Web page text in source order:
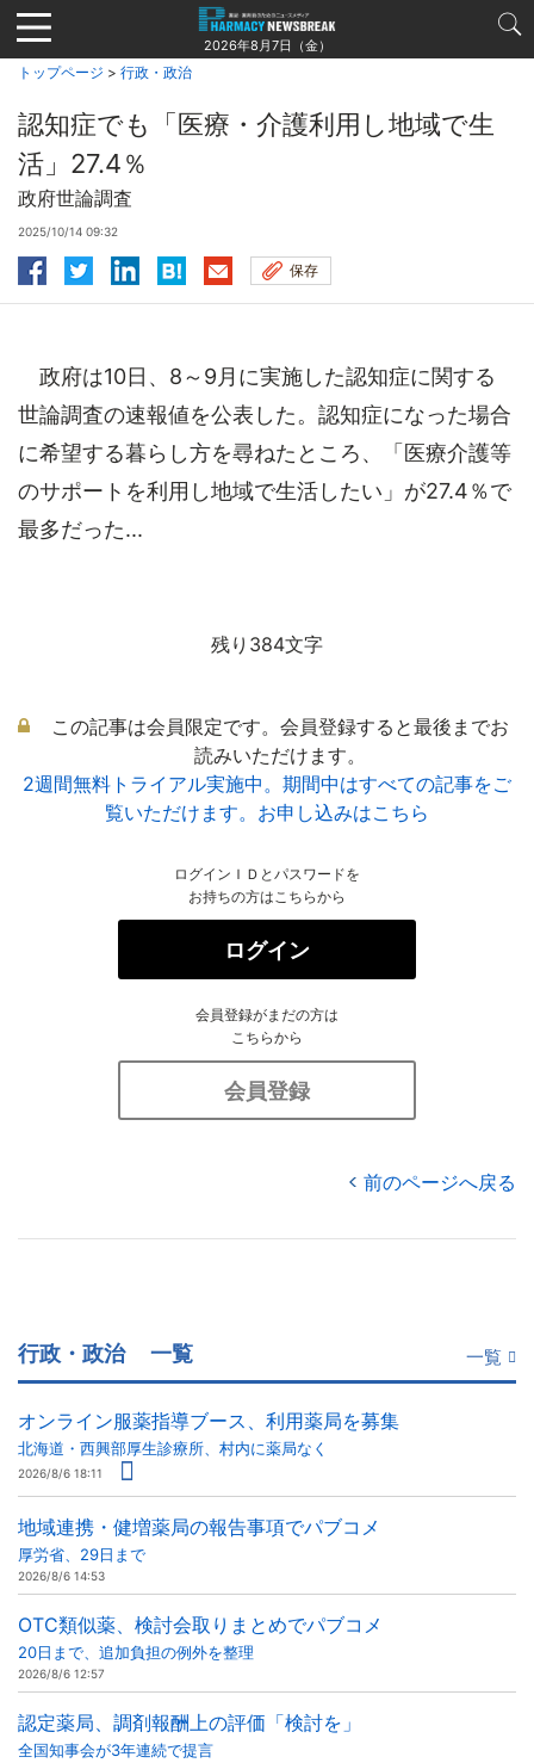
Jump
to
navigation
2026年8月7日（金）
トップページ > 行政・政治
認知症でも「医療・介護利用し地域で生
活」27.4％
政府世論調査
2025/10/14 09:32
保存
政府は10日、8～9月に実施した認知症に関する
世論調査の速報値を公表した。認知症になった場合
に希望する暮らし方を尋ねたところ、「医療介護等
のサポートを利用し地域で生活したい」が27.4％で
最多だった...
残り384文字
この記事は会員限定です。会員登録すると最後までお
読みいただけます。
2週間無料トライアル実施中。期間中はすべての記事をご
覧いただけます。お申し込みはこちら
ログインＩＤとパスワードを
お持ちの方はこちらから
ログイン
会員登録がまだの方は
こちらから
会員登録
前のページへ戻る
行政・政治 一覧 一覧
オンライン服薬指導ブース、利用薬局を募集
北海道・西興部厚生診療所、村内に薬局なく
2026/8/6 18:11
地域連携・健増薬局の報告事項でパブコメ
厚労省、29日まで
2026/8/6 14:53
OTC類似薬、検討会取りまとめでパブコメ
20日まで、追加負担の例外を整理
2026/8/6 12:57
認定薬局、調剤報酬上の評価「検討を」
全国知事会が3年連続で提言